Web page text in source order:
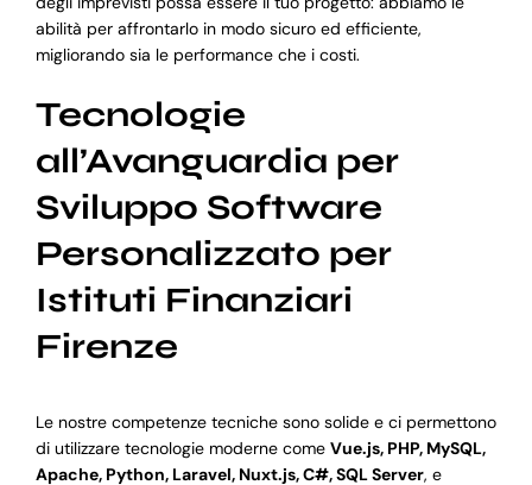
abilità per affrontarlo in modo sicuro ed efficiente,
migliorando sia le performance che i costi.
Tecnologie
all’Avanguardia per
Sviluppo Software
Personalizzato per
Istituti Finanziari
Firenze
Le nostre competenze tecniche sono solide e ci permettono
di utilizzare tecnologie moderne come Vue.js, PHP, MySQL,
Apache, Python, Laravel, Nuxt.js, C#, SQL Server, e